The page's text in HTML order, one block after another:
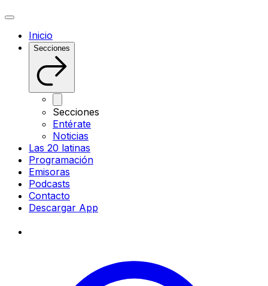
Inicio
Secciones
Secciones
Entérate
Noticias
Las 20 latinas
Programación
Emisoras
Podcasts
Contacto
Descargar App